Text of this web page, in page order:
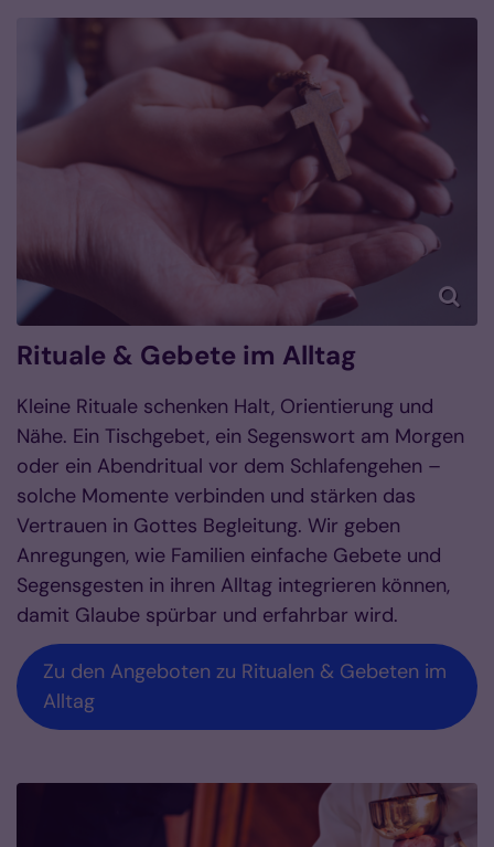
Rituale & Gebete im Alltag
Kleine Rituale schenken Halt, Orientierung und
Nähe. Ein Tischgebet, ein Segenswort am Morgen
oder ein Abendritual vor dem Schlafengehen –
solche Momente verbinden und stärken das
Vertrauen in Gottes Begleitung. Wir geben
Anregungen, wie Familien einfache Gebete und
Segensgesten in ihren Alltag integrieren können,
damit Glaube spürbar und erfahrbar wird.
Zu den Angeboten zu Ritualen & Gebeten im
Alltag